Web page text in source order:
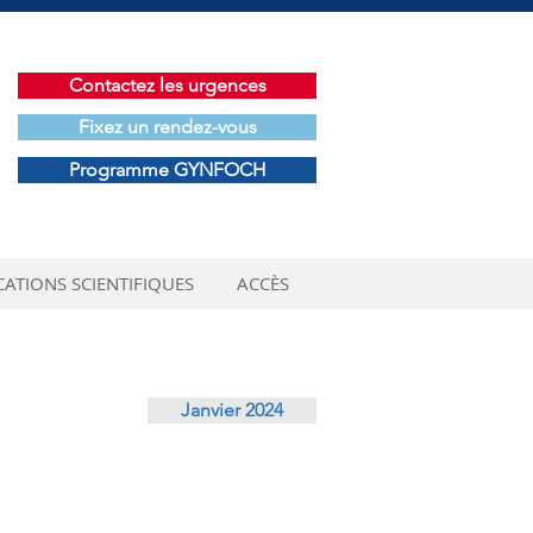
Contactez les urgences
Fixez un rendez-vous
Programme GYNFOCH
SCIENTIFIQUES ACCÈS
Janvier 2024